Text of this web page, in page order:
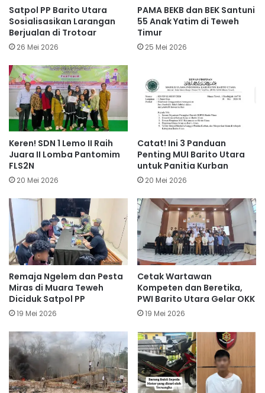
Satpol PP Barito Utara
Sosialisasikan Larangan
Berjualan di Trotoar
26 Mei 2026
PAMA BEKB dan BEK Santuni
55 Anak Yatim di Teweh
Timur
25 Mei 2026
Keren! SDN 1 Lemo II Raih
Juara II Lomba Pantomim
FLS2N
20 Mei 2026
Catat! Ini 3 Panduan
Penting MUI Barito Utara
untuk Panitia Kurban
20 Mei 2026
Remaja Ngelem dan Pesta
Miras di Muara Teweh
Diciduk Satpol PP
19 Mei 2026
Cetak Wartawan
Kompeten dan Beretika,
PWI Barito Utara Gelar OKK
19 Mei 2026